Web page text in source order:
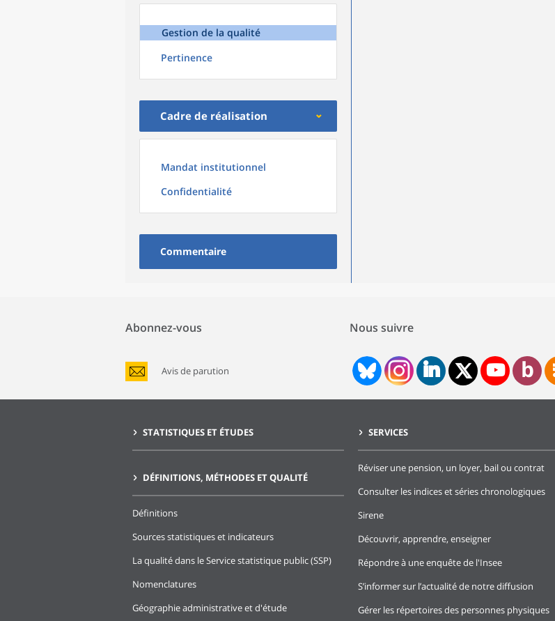
Gestion de la qualité
Pertinence
Cadre de réalisation
Mandat institutionnel
Confidentialité
Commentaire
Abonnez-vous
Avis de parution
Nous suivre
STATISTIQUES ET ÉTUDES
DÉFINITIONS, MÉTHODES ET QUALITÉ
Définitions
Sources statistiques et indicateurs
La qualité dans le Service statistique public (SSP)
Nomenclatures
Géographie administrative et d'étude
SERVICES
Réviser une pension, un loyer, bail ou contrat
Consulter les indices et séries chronologiques
Sirene
Découvrir, apprendre, enseigner
Répondre à une enquête de l'Insee
S’informer sur l’actualité de notre diffusion
Gérer les répertoires des personnes physiques